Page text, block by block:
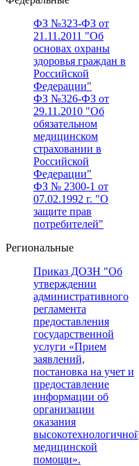
ФЗ №323-ФЗ от
21.11.2011 "Об
основах охраны
здоровья граждан в
Российской
Федерации"
ФЗ №326-ФЗ от
29.11.2010 "Об
обязательном
медицинском
страховании в
Российской
Федерации"
ФЗ № 2300-1 от
07.02.1992 г. "О
защите прав
потребителей"
Региональные
Приказ ДОЗН "Об
утверждении
административного
регламента
предоставления
государственной
услуги «Прием
заявлений,
постановка на учет и
предоставление
информации об
организации
оказания
высокотехнологичной
медицинской
помощи».